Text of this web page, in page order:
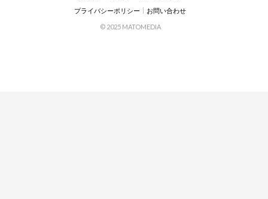
プライバシーポリシー
お問い合わせ
© 2025 MATOMEDIA